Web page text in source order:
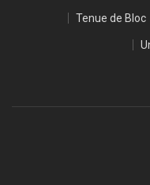
Tenue de Bloc